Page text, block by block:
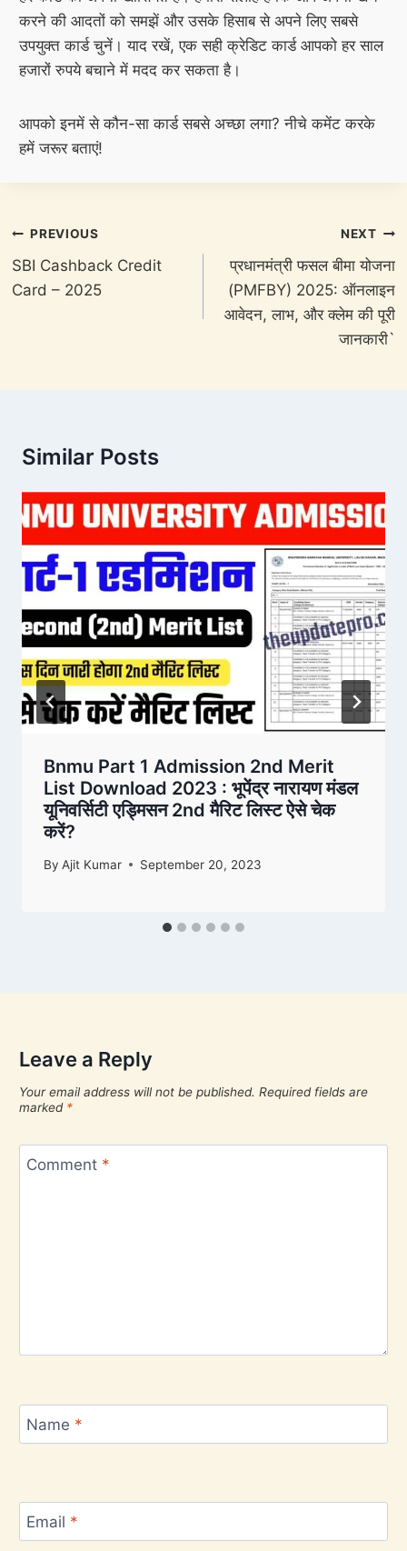
करने की आदतों को समझें और उसके हिसाब से अपने लिए सबसे
उपयुक्त कार्ड चुनें। याद रखें, एक सही क्रेडिट कार्ड आपको हर साल
हजारों रुपये बचाने में मदद कर सकता है।
आपको इनमें से कौन-सा कार्ड सबसे अच्छा लगा? नीचे कमेंट करके
हमें जरूर बताएं!
Post
navigation
PREVIOUS
SBI Cashback Credit
Card – 2025
NEXT
प्रधानमंत्री फसल बीमा योजना
(PMFBY) 2025: ऑनलाइन
आवेदन, लाभ, और क्लेम की पूरी
जानकारी`
Similar Posts
Bnmu Part 1 Admission 2nd Merit
List Download 2023 : भूपेंद्र नारायण मंडल
यूनिवर्सिटी एड्मिसन 2nd मैरिट लिस्ट ऐसे चेक
करें?
By Ajit Kumar September 20, 2023
Leave a Reply
Your email address will not be published. Required fields are
marked *
Comment *
Name *
Email *